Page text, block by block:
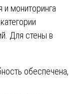
мониторинга
Для стены в
обеспечена,